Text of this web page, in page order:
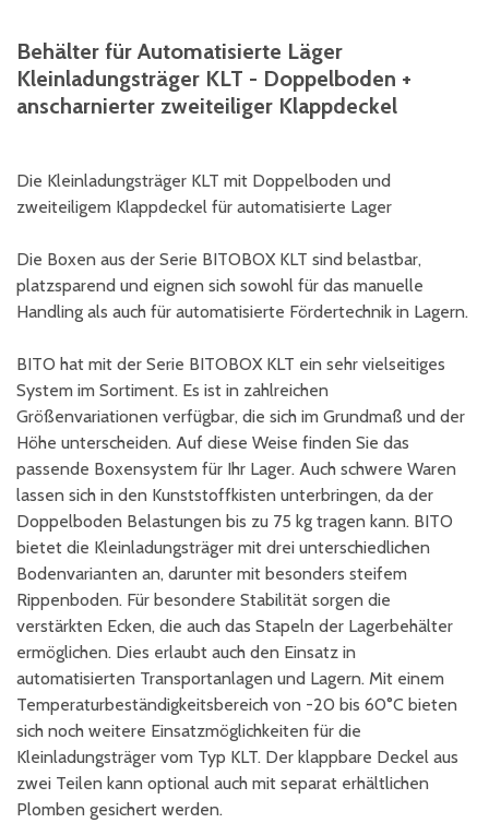
Behälter für Automatisierte Läger
Kleinladungsträger KLT - Doppelboden +
anscharnierter zweiteiliger Klappdeckel
Die Kleinladungsträger KLT mit Doppelboden und
zweiteiligem Klappdeckel für automatisierte Lager
Die Boxen aus der Serie BITOBOX KLT sind belastbar,
platzsparend und eignen sich sowohl für das manuelle
Handling als auch für automatisierte Fördertechnik in Lagern.
BITO hat mit der Serie BITOBOX KLT ein sehr vielseitiges
System im Sortiment. Es ist in zahlreichen
Größenvariationen verfügbar, die sich im Grundmaß und der
Höhe unterscheiden. Auf diese Weise finden Sie das
passende Boxensystem für Ihr Lager. Auch schwere Waren
lassen sich in den Kunststoffkisten unterbringen, da der
Doppelboden Belastungen bis zu 75 kg tragen kann. BITO
bietet die Kleinladungsträger mit drei unterschiedlichen
Bodenvarianten an, darunter mit besonders steifem
Rippenboden. Für besondere Stabilität sorgen die
verstärkten Ecken, die auch das Stapeln der Lagerbehälter
ermöglichen. Dies erlaubt auch den Einsatz in
automatisierten Transportanlagen und Lagern. Mit einem
Temperaturbeständigkeitsbereich von -20 bis 60°C bieten
sich noch weitere Einsatzmöglichkeiten für die
Kleinladungsträger vom Typ KLT. Der klappbare Deckel aus
zwei Teilen kann optional auch mit separat erhältlichen
Plomben gesichert werden.